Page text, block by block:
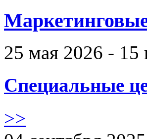
25 мая 2026 -
Специальные
>>